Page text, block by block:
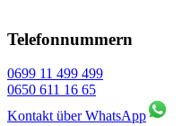
Telefonnummern
0699 11 499 499
0650 611 16 65
Kontakt über WhatsApp